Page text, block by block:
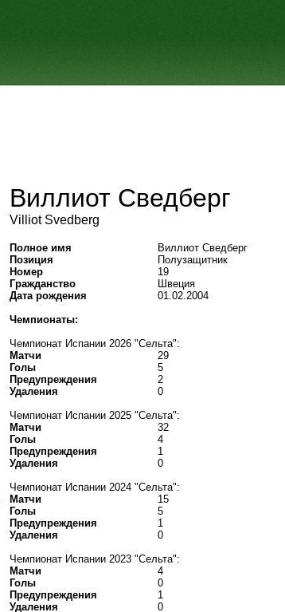
Виллиот Сведберг
Villiot Svedberg
Полное имя
Виллиот Сведберг
Позиция
Полузащитник
Номер
19
Гражданство
Швеция
Дата рождения
01.02.2004
Чемпионаты:
Чемпионат Испании 2026 "Сельта":
Матчи
29
Голы
5
Предупреждения
2
Удаления
0
Чемпионат Испании 2025 "Сельта":
Матчи
32
Голы
4
Предупреждения
1
Удаления
0
Чемпионат Испании 2024 "Сельта":
Матчи
15
Голы
5
Предупреждения
1
Удаления
0
Чемпионат Испании 2023 "Сельта":
Матчи
4
Голы
0
Предупреждения
1
Удаления
0